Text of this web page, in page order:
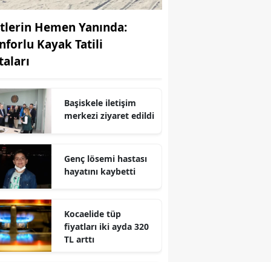
Elazığ
Eskişehir
Giresun
Hakkari
Hatay
Hemen Yanında:
Kayak Tatili
Başiskele iletişim
merkezi ziyaret edildi
Genç lösemi hastası
hayatını kaybetti
Kocaelide tüp
fiyatları iki ayda 320
TL arttı